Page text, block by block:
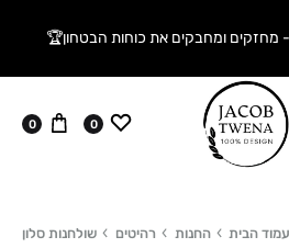
מחזקים ומחבקים את כוחות הבטחון🏆
ווישליסט
0 עגלה
0
עמוד הבית החנות רהיטים שולחנות סלון